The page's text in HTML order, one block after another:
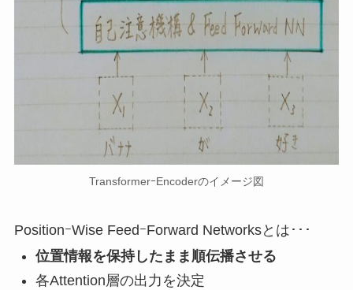
TransformerｰEncoderのイメージ図
PositionｰWise FeedｰForward Networksとは･･･
位置情報を保持したまま順伝播させる
各Attention層の出力を決定